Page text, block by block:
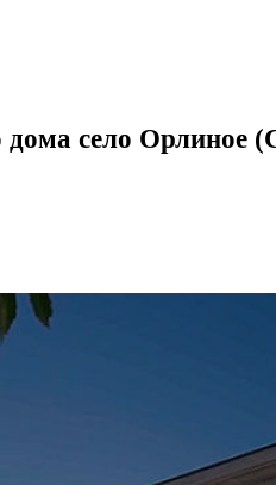
дома село Орлиное